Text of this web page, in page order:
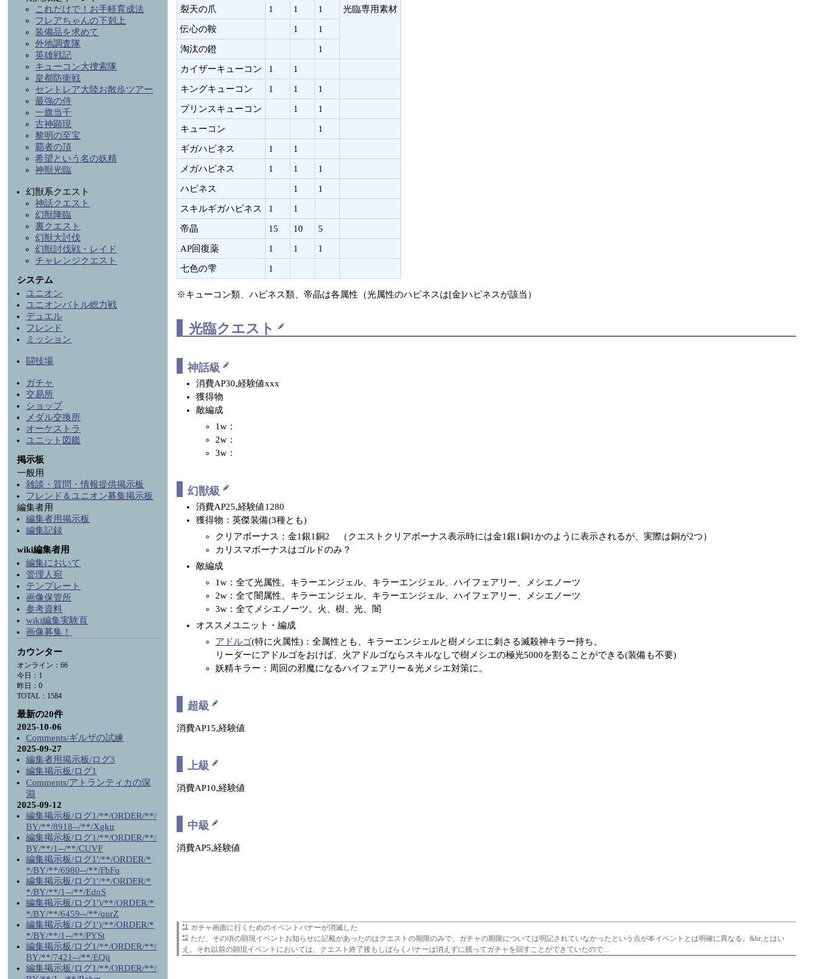
光臨専用素材
裂天の爪 1 1 1
伝心の鞍 1 1
淘汰の鐙 1
カイザーキューコン 1 1
キングキューコン 1 1 1
プリンスキューコン 1 1
キューコン 1
ギガハピネス 1 1
メガハピネス 1 1 1
ハピネス 1 1
スキルギガハピネス 1 1
帝晶 15 10 5
AP回復薬 1 1 1
七色の雫 1
※キューコン類、ハピネス類、帝晶は各属性（光属性のハピネスは[金]ハピネスが該当）
光臨クエスト
神話級
消費AP30,経験値xxx
獲得物
敵編成
1w：
2w：
3w：
幻獣級
消費AP25,経験値1280
獲得物：英傑装備(3種とも)
クリアボーナス：金1銀1銅2 （クエストクリアボーナス表示時には金1銀1銅1かのように表示されるが、実際は銅が2つ）
カリスマボーナスはゴルドのみ？
敵編成
1w：全て光属性。キラーエンジェル、キラーエンジェル、ハイフェアリー、メシエノーツ
2w：全て闇属性。キラーエンジェル、キラーエンジェル、ハイフェアリー、メシエノーツ
3w：全てメシエノーツ。火、樹、光、闇
オススメユニット・編成
アドルゴ(特に火属性)：全属性とも、キラーエンジェルと樹メシエに刺さる滅殺神キラー持ち。
リーダーにアドルゴをおけば、火アドルゴならスキルなしで樹メシエの極光5000を割ることができる(装備も不要)
妖精キラー：周回の邪魔になるハイフェアリー＆光メシエ対策に。
超級
消費AP15,経験値
上級
消費AP10,経験値
中級
消費AP5,経験値
*1 ガチャ画面に行くためのイベントバナーが消滅した
*2 ただ、その頃の顕現イベントお知らせに記載があったのはクエストの期限のみで、ガチャの期限については明記されていなかったという点が本イベントとは明確に異なる。&br;とはい
え、それ以前の顕現イベントにおいては、クエスト終了後もしばらくバナーは消えずに残ってガチャを回すことができていたので…
これだけで！お手軽育成法
フレアちゃんの下剋上
装備品を求めて
外地調査隊
英雄戦記
キューコン大捜索隊
皇都防衛戦
セントレア大陸お散歩ツアー
最強の侍
一旗当千
古神顕現
黎明の至宝
覇者の頂
希望という名の妖精
神獣光臨
幻獣系クエスト
神話クエスト
幻獣降臨
裏クエスト
幻獣大討伐
幻獣討伐戦・レイド
チャレンジクエスト
システム
ユニオン
ユニオンバトル総力戦
デュエル
フレンド
ミッション
闘技場
ガチャ
交易所
ショップ
メダル交換所
オーケストラ
ユニット図鑑
掲示板
一般用
雑談・質問・情報提供掲示板
フレンド＆ユニオン募集掲示板
編集者用
編集者用掲示板
編集記録
wiki編集者用
編集において
管理人宛
テンプレート
画像保管所
参考資料
wiki編集実験頁
画像募集！
カウンター
オンライン：66
今日：1
昨日：0
TOTAL：1584
最新の20件
2025-10-06
Comments/ギルザの試練
2025-09-27
編集者用掲示板/ログ3
編集掲示板/ログ1
Comments/アトランティカの深
淵
2025-09-12
編集掲示板/ログ1/**/ORDER/**/
BY/**/8918--/**/Xgku
編集掲示板/ログ1/**/ORDER/**/
BY/**/1--/**/CUVF
編集掲示板/ログ1'/**/ORDER/*
*/BY/**/6980--/**/FbFo
編集掲示板/ログ1'/**/ORDER/*
*/BY/**/1--/**/EdnS
編集掲示板/ログ1')/**/ORDER/*
*/BY/**/6459--/**/qurZ
編集掲示板/ログ1')/**/ORDER/*
*/BY/**/1--/**/PYSt
編集掲示板/ログ1/**/ORDER/**/
BY/**/7421--/**/EQii
編集掲示板/ログ1/**/ORDER/**/